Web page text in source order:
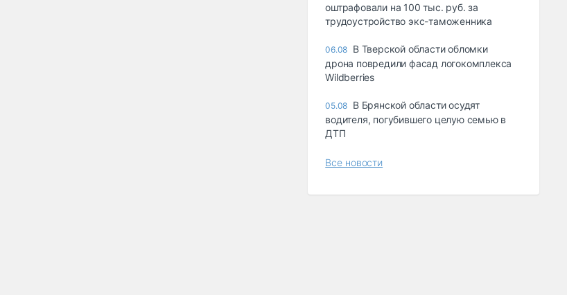
оштрафовали на 100 тыс. руб. за
трудоустройство экс-таможенника
06.08 В Тверской области обломки
дрона повредили фасад логокомплекса
Wildberries
05.08 В Брянской области осудят
водителя, погубившего целую семью в
ДТП
Все новости